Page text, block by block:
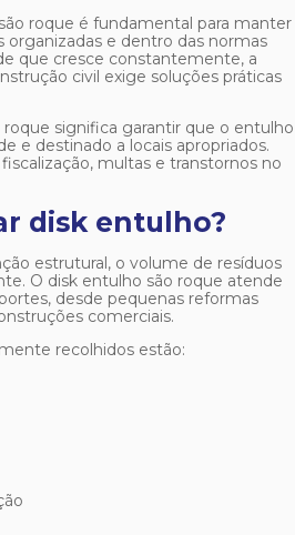
roque é fundamental para manter
organizadas e dentro das normas
que cresce constantemente, a
civil exige soluções práticas
roque significa garantir que o entulho
e destinado a locais apropriados.
multas e transtornos no
disk entulho?
estrutural, o volume de resíduos
O disk entulho são roque atende
desde pequenas reformas
comerciais.
recolhidos estão: